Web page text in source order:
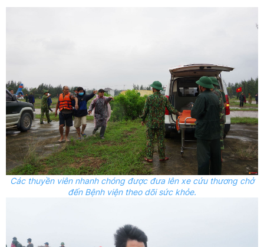
Các thuyền viên nhanh chóng được đưa lên xe cứu thương chở
đến Bệnh viện theo dõi sức khỏe.